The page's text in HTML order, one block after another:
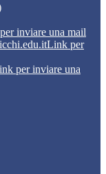
inviare una mail
Link per
per inviare una